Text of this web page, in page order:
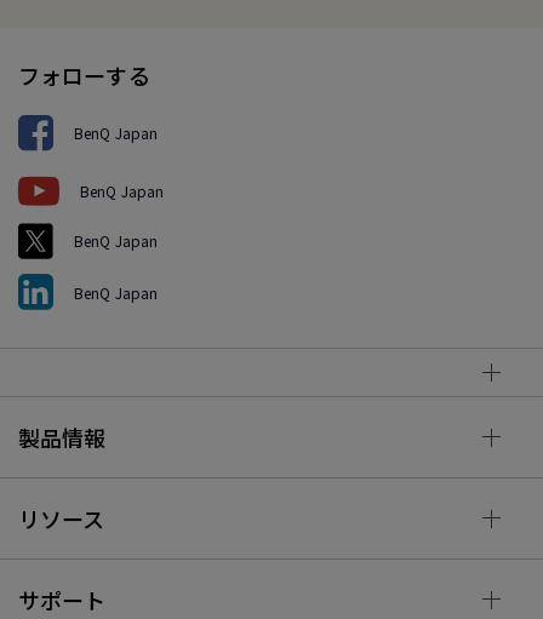
フォローする
BenQ Japan
BenQ Japan
BenQ Japan
BenQ Japan
製品情報
リソース
サポート